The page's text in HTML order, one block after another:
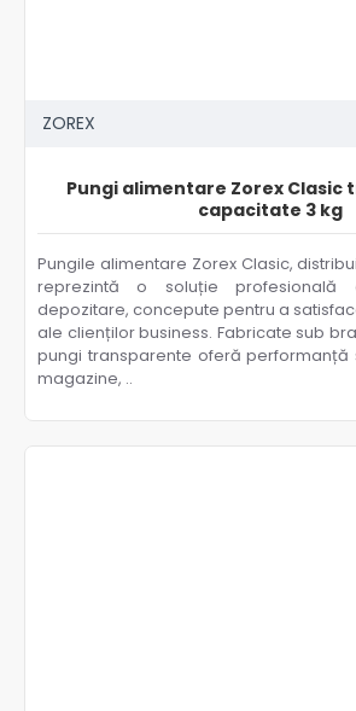
ZOREX
Pungi alimentare Zorex Clasic
capacitate 3 kg
Pungile alimentare Zorex Clasic,
reprezintă o soluție
depozitare, concepute pentru a
ale clienților business. Fabricate sub
pungi transparente oferă performanță
magazine, ..